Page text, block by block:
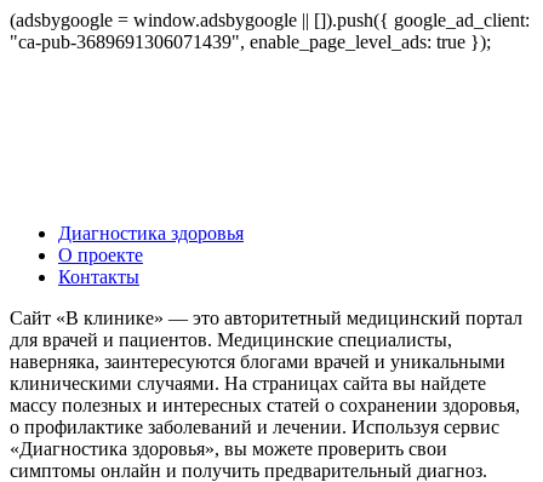
(adsbygoogle = window.adsbygoogle || []).push({ google_ad_client:
"ca-pub-3689691306071439", enable_page_level_ads: true });
Диагностика здоровья
О проекте
Контакты
Сайт «В клинике» — это авторитетный медицинский портал
для врачей и пациентов. Медицинские специалисты,
наверняка, заинтересуются блогами врачей и уникальными
клиническими случаями. На страницах сайта вы найдете
массу полезных и интересных статей о сохранении здоровья,
о профилактике заболеваний и лечении. Используя сервис
«Диагностика здоровья», вы можете проверить свои
симптомы онлайн и получить предварительный диагноз.